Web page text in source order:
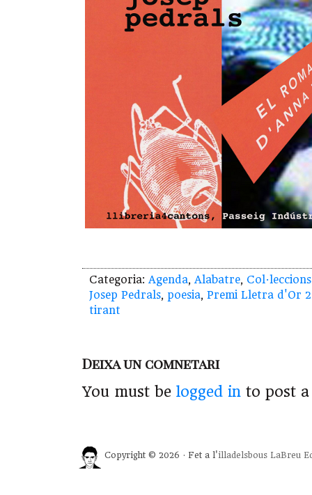
Categoria: Agenda, Alabatre, Col·leccions
Josep Pedrals, poesia, Premi Lletra d'Or
tirant
Deixa un comnetari
You must be logged in to post
Copyright © 2026 · Fet a l'illadelsbous LaBreu